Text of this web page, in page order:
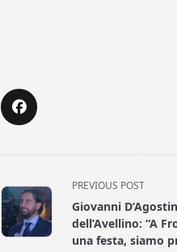
<span
class="nav-
subtitle
screen-
PREVIOUS POST
Giovanni
dell’Avellino: “A
una festa, siamo